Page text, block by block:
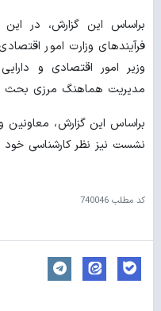
براساس این گزارش، در
فرآیندهای وزارت امور
وزیر امور اقتصادی و
مدیریت هماهنگ مرزی بحث
براساس این گزارش،
نشست نیز نظر کارشناسی خود
کد مطلب 740046